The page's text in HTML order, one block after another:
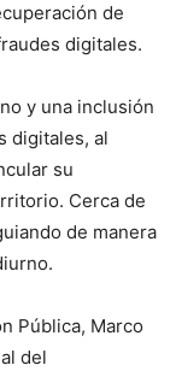
de
digitales.
y una inclusión
digitales, al
su
Cerca de
de manera
Pública, Marco
del